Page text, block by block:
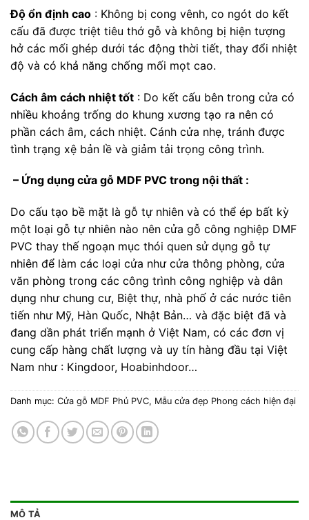
Độ ổn định cao : Không bị cong vênh, co ngót do kết
cấu đã được triệt tiêu thớ gỗ và không bị hiện tượng
hở các mối ghép dưới tác động thời tiết, thay đổi nhiệt
độ và có khả năng chống mối mọt cao.
Cách âm cách nhiệt tốt : Do kết cấu bên trong cửa có
nhiều khoảng trống do khung xương tạo ra nên có
phần cách âm, cách nhiệt. Cánh cửa nhẹ, tránh được
tình trạng xệ bản lề và giảm tải trọng công trình.
– Ứng dụng cửa gỗ MDF PVC trong nội thất :
Do cấu tạo bề mặt là gỗ tự nhiên và có thể ép bất kỳ
một loại gỗ tự nhiên nào nên cửa gỗ công nghiệp DMF
PVC thay thế ngoạn mục thói quen sử dụng gỗ tự
nhiên để làm các loại cửa như cửa thông phòng, cửa
văn phòng trong các công trình công nghiệp và dân
dụng như chung cư, Biệt thự, nhà phố ở các nước tiên
tiến như Mỹ, Hàn Quốc, Nhật Bản… và đặc biệt đã và
đang dần phát triển mạnh ở Việt Nam, có các đơn vị
cung cấp hàng chất lượng và uy tín hàng đầu tại Việt
Nam như : Kingdoor, Hoabinhdoor…
Danh mục: Cửa gỗ MDF Phủ PVC, Mẫu cửa đẹp Phong cách hiện đại
MÔ TẢ